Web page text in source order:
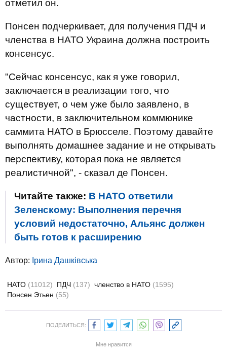
отметил он.
Понсен подчеркивает, для получения ПДЧ и
членства в НАТО Украина должна построить
консенсус.
"Сейчас консенсус, как я уже говорил,
заключается в реализации того, что
существует, о чем уже было заявлено, в
частности, в заключительном коммюнике
саммита НАТО в Брюсселе. Поэтому давайте
выполнять домашнее задание и не открывать
перспективу, которая пока не является
реалистичной", - сказал де Понсен.
Читайте также: В НАТО ответили
Зеленскому: Выполнения перечня
условий недостаточно, Альянс должен
быть готов к расширению
Автор: Ірина Дашківська
НАТО (11012) ПДЧ (137) членство в НАТО (1595)
Понсен Этьен (55)
ПОДЕЛИТЬСЯ:
Мне нравится